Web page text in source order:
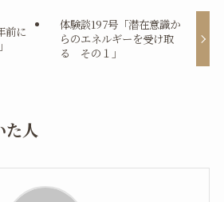
前に
体験談197号「潜在意識か
らのエネルギーを受け取
る その１」
た人